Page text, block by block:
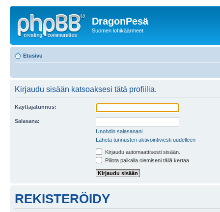
DragonPesä
Suomen lohikäärmeet
Etusivu
Kirjaudu sisään katsoaksesi tätä profiilia.
Käyttäjätunnus:
Salasana:
Unohdin salasanani
Lähetä tunnusten aktivointiviesti uudelleen
Kirjaudu automaattisesti sisään.
Piilota paikalla olemiseni tällä kertaa
REKISTERÖIDY